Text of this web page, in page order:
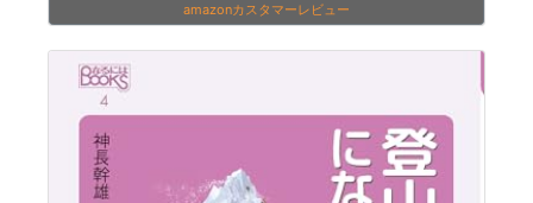
amazonカスタマーレビュー